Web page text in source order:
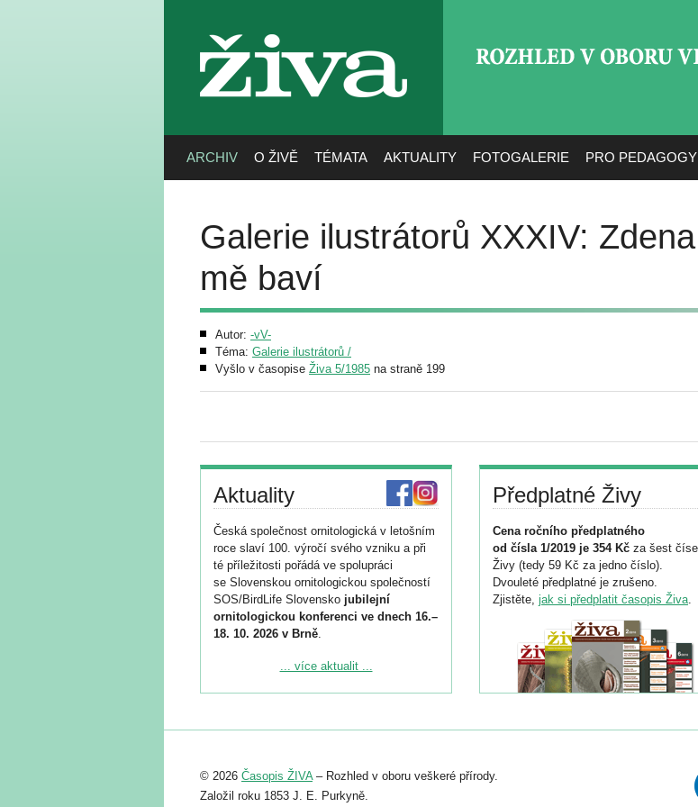
živa
ARCHIV O ŽIVĚ TÉMATA AKTUALITY FOTOGALERIE PRO
Galerie ilustrátorů XXXIV:
mě baví
Autor: -vV-
Téma: Galerie ilustrátorů /
Vyšlo v časopise Živa 5/1985 na straně 199
Aktuality
Česká společnost ornitologická v letošním
roce slaví 100. výročí svého vzniku a při
té příležitosti pořádá ve spolupráci
se Slovenskou ornitologickou společností
SOS/BirdLife Slovensko jubilejní
ornitologickou konferenci ve dnech 16.–
18. 10. 2026 v Brně.
Podrobnější informace ke konferenci
Registrovat se můžete do 6. září.
abstraktu přihlášené přednášky nebo
posteru je už 30. června.
... více aktualit ...
Předplatné Živy
Cena ročního předplatného
od čísla 1/2019 je 354 Kč za šest čísel
Živy (tedy 59 Kč za jedno číslo).
Dvouleté předplatné je zrušeno.
Zjistěte, jak si předplatit časopis Živa.
© 2026 Časopis ŽIVA– Rozhled v oboru veškeré přírody.
Založil roku 1853 J. E. Purkyně.